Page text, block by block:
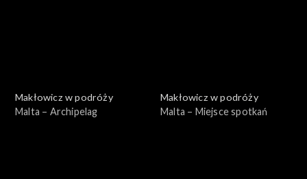
Makłowicz w podróży
Malta – Archipelag
Makłowicz w podróży
Malta – Miejsce spotkań